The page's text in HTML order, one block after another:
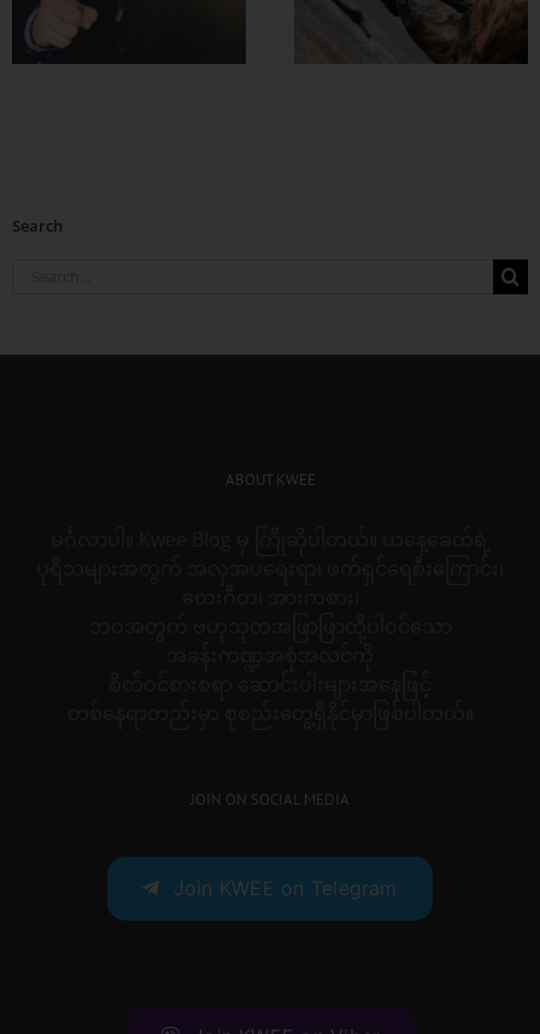
Search
ABOUT KWEE
JOIN ON SOCIAL MEDIA
Join KWEE on Telegram